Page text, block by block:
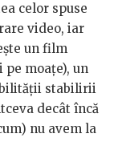
celor spuse
video, iar
un film
moațe), un
stabilirii
decât încă
nu avem la